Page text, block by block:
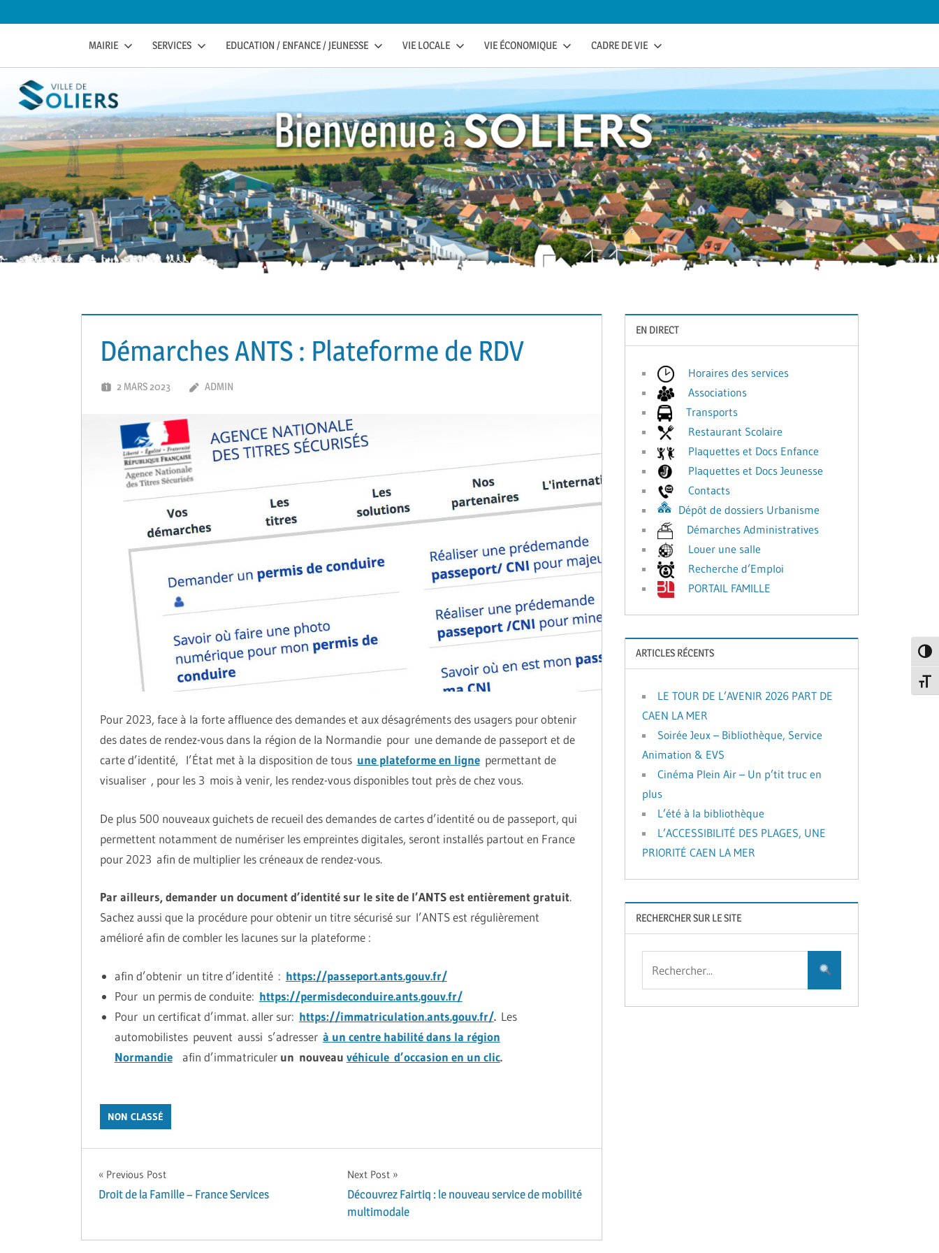
SOLIERS.FR
soliers
MAIRIE SERVICES EDUCATION / ENFANCE / JEUNESSE VIE LOCALE VIE ÉCONOMIQUE CADRE DE VIE
Démarches ANTS : Plateforme de RDV
2 MARS 2023 ADMIN
Pour 2023, face à la forte affluence des demandes et aux désagréments des usagers pour obtenir
des dates de rendez-vous dans la région de la Normandie pour une demande de passeport et de
carte d’identité, l’État met à la disposition de tous une plateforme en ligne permettant de
visualiser , pour les 3 mois à venir, les rendez-vous disponibles tout près de chez vous.
De plus 500 nouveaux guichets de recueil des demandes de cartes d’identité ou de passeport, qui
permettent notamment de numériser les empreintes digitales, seront installés partout en France
pour 2023 afin de multiplier les créneaux de rendez-vous.
Par ailleurs, demander un document d’identité sur le site de l’ANTS est entièrement gratuit.
Sachez aussi que la procédure pour obtenir un titre sécurisé sur l’ANTS est régulièrement
amélioré afin de combler les lacunes sur la plateforme :
afin d’obtenir un titre d’identité : https://passeport.ants.gouv.fr/
Pour un permis de conduite: https://permisdeconduire.ants.gouv.fr/
Pour un certificat d’immat. aller sur: https://immatriculation.ants.gouv.fr/. Les
automobilistes peuvent aussi s’adresser à un centre habilité dans la région
Normandie
afin d’immatriculer un nouveau véhicule d’occasion en un clic.
NON CLASSÉ
Navigation
l’article
Previous Post
Droit de la Famille – France Services
Next Post
Découvrez Fairtiq : le nouveau service de mobilité
multimodale
EN DIRECT
Horaires des services
Associations
Transports
Restaurant Scolaire
Plaquettes et Docs Enfance
Plaquettes et Docs Jeunesse
Contacts
Dépôt de dossiers Urbanisme
Démarches Administratives
Louer une salle
Recherche d’Emploi
PORTAIL FAMILLE
ARTICLES RÉCENTS
LE TOUR DE L’AVENIR 2026 PART DE
CAEN LA MER
Soirée Jeux – Bibliothèque, Service
Animation & EVS
Cinéma Plein Air – Un p’tit truc en
plus
L’été à la bibliothèque
L’ACCESSIBILITÉ DES PLAGES, UNE
PRIORITÉ CAEN LA MER
RECHERCHER SUR LE SITE